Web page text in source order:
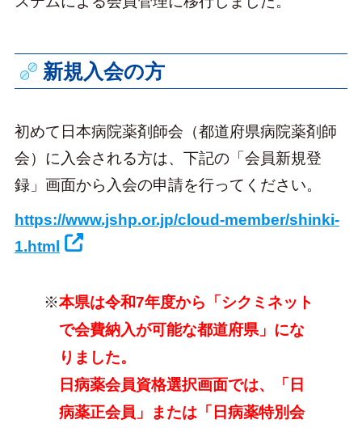
新規入会の方
初めて日本病院薬剤師会（都道府県病院薬剤師
会）に入会される方は、下記の「会員新規登
録」画面から入会の申請を行ってください。
https://www.jshp.or.jp/cloud-member/shinki-
1.html
本県は令和7年度から「シクミネット
で会費納入が可能な都道府県」にな
りました。
日病薬会員資格選択画面では、「日
病薬正会員」または「日病薬特別会